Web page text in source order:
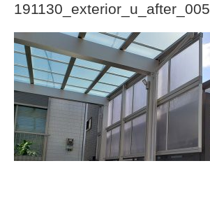
191130_exterior_u_after_005